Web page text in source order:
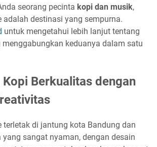
seorang pecinta kopi dan musik,
adalah destinasi yang sempurna.
untuk mengetahui lebih lanjut tentang
menggabungkan keduanya dalam satu
Berkualitas dengan
terletak di jantung kota Bandung dan
sangat nyaman, dengan desain